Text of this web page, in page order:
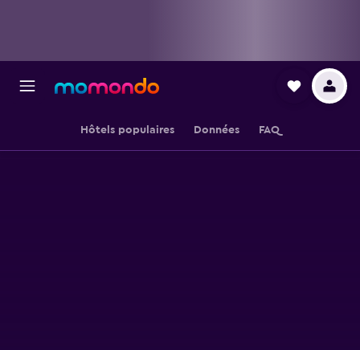
Hôtels populaires Données FAQ